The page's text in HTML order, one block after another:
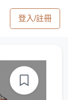
登入/註冊